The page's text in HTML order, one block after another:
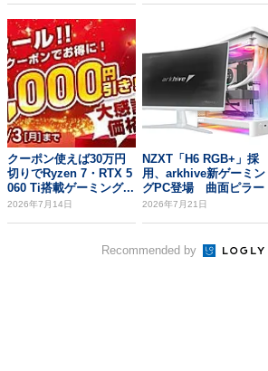
クーポン使えば30万円
切りでRyzen 7・RTX 5
060 Ti搭載ゲーミング...
2026年7月14日
NZXT「H6 RGB+」採
用、arkhive新ゲーミン
グPC登場 曲面ピラー
レ...
2026年7月21日
Recommended by